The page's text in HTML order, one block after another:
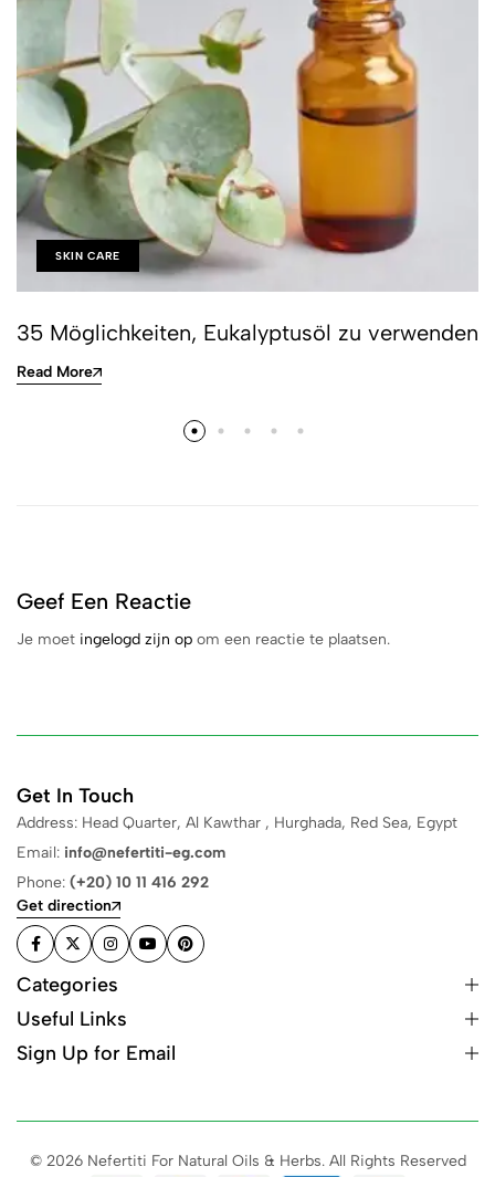
SKIN CARE
35 Möglichkeiten, Eukalyptusöl zu verwenden
Read More
Geef Een Reactie
Je moet ingelogd zijn op om een reactie te plaatsen.
Get In Touch
Address: Head Quarter, Al Kawthar , Hurghada, Red Sea, Egypt
Email: info@nefertiti-eg.com
Phone: (+20) 10 11 416 292
Get direction
Categories
Useful Links
Sign Up for Email
© 2026 Nefertiti For Natural Oils & Herbs. All Rights Reserved